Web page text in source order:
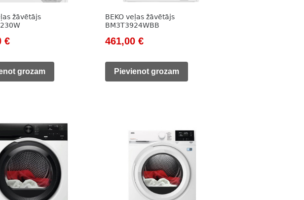
žāvētājs
€Current
is:grozam
BEKO veļas žāvētājs
BM3T3924WBB
Original
was:
461,00€Current
is:
Pievienot grozam